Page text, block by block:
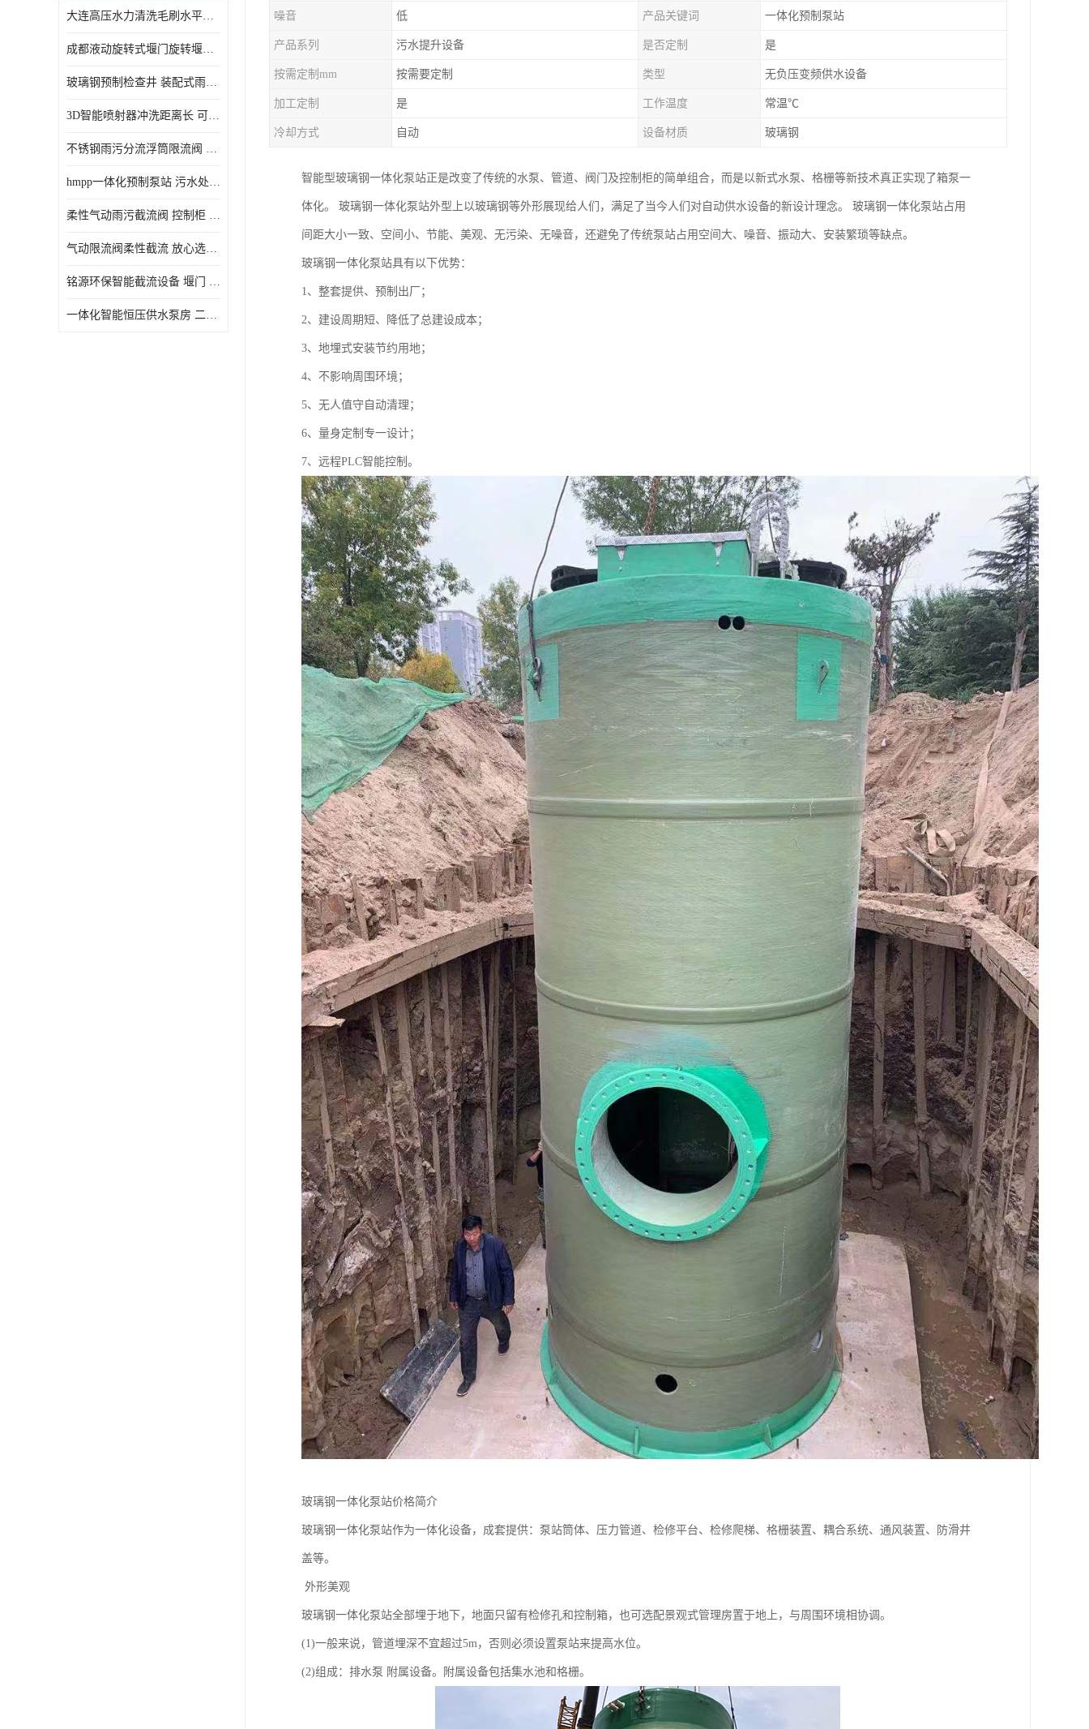
智能一体化供水泵房
智能一体化净水设备
大连高压水力清洗毛刷水平自清洁滚刷 水力自动冲洗系统 水力清洗
成都液动旋转式堰门旋转堰门 自动控制 SUS304
玻璃钢预制检查井 装配式雨水污水井 初期弃流井 源头厂家
3D智能喷射器冲洗距离长 可270度旋转 高强度水压远距离喷洗
不锈钢雨污分流浮筒限流阀 DN150-DN1000 品质可信
hmpp一体化预制泵站 污水处理系统 乡镇学校市政排水 厂家供应
柔性气动雨污截流阀 控制柜 远程控制安全性高检修方便
气动限流阀柔性截流 放心选购 控源截污铭源环保
铭源环保智能截流设备 堰门 铸铁调节闸门作用 源头商家 可定制
一体化智能恒压供水泵房 二次加压供水设备户外智慧泵房
噪音 低 产品关键词 一体化预制泵站
产品系列 污水提升设备 是否定制 是
按需定制mm 按需要定制 类型 无负压变频供水设备
加工定制 是 工作温度 常温℃
冷却方式 自动 设备材质 玻璃钢
智能型玻璃钢一体化泵站正是改变了传统的水泵、管道、阀门及控制柜的简单组合，而是以新式水泵、格栅等新技术真正实现了箱泵一
体化。 玻璃钢一体化泵站外型上以玻璃钢等外形展现给人们，满足了当今人们对自动供水设备的新设计理念。 玻璃钢一体化泵站占用
间距大小一致、空间小、节能、美观、无污染、无噪音，还避免了传统泵站占用空间大、噪音、振动大、安装繁琐等缺点。
玻璃钢一体化泵站具有以下优势：
1、整套提供、预制出厂；
2、建设周期短、降低了总建设成本；
3、地埋式安装节约用地；
4、不影响周围环境；
5、无人值守自动清理；
6、量身定制专一设计；
7、远程PLC智能控制。
玻璃钢一体化泵站价格简介
玻璃钢一体化泵站作为一体化设备，成套提供：泵站筒体、压力管道、检修平台、检修爬梯、格栅装置、耦合系统、通风装置、防滑井
盖等。
外形美观
玻璃钢一体化泵站全部埋于地下，地面只留有检修孔和控制箱，也可选配景观式管理房置于地上，与周围环境相协调。
(1)一般来说，管道埋深不宜超过5m，否则必须设置泵站来提高水位。
(2)组成：排水泵 附属设备。附属设备包括集水池和格栅。